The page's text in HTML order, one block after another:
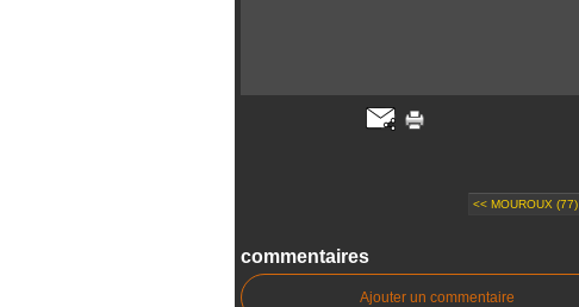
<< MOUROUX (77)
commentaires
Ajouter un commentaire